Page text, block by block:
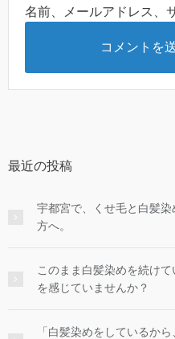
名前、メールアドレス、
最近の投稿
宇都宮で、くせ毛と白髪
方へ。
このまま白髪染めを続け
を感じていませんか？
「白髪染めをしているか